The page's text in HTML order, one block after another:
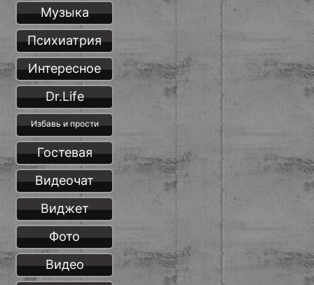
Музыка
Психиатрия
Интересное
Dr.Life
Избавь и прости
Гостевая
Видеочат
Виджет
Фото
Видео